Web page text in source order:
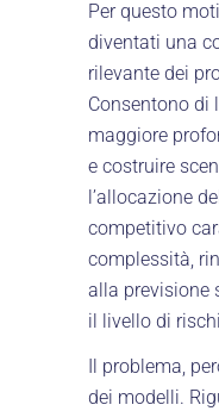
Per questo
diventati una
rilevante dei
Consentono di
maggiore
e costruire
l’allocazione
competitivo
complessità,
alla previsione
il livello di
Il problema,
dei modelli.